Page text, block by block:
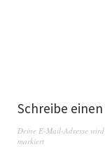
Schreibe
Deine E-Mail-Adresse
markiert